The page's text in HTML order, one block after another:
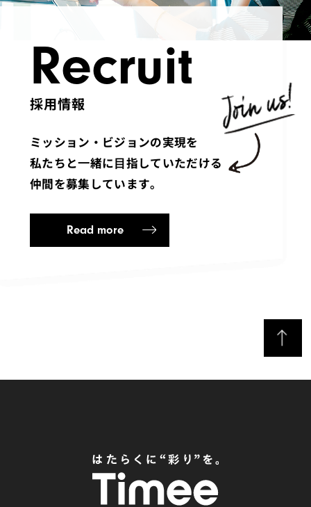
Recruit
採用情報
ミッション・ビジョンの実現を
私たちと⼀緒に⽬指していただける
仲間を募集しています。
Read more